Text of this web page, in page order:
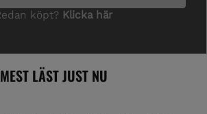
MEST LÄST JUST NU